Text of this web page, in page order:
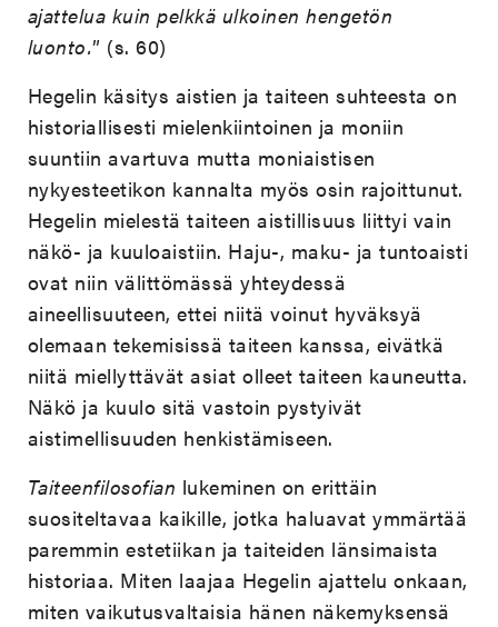
ajattelua kuin pelkkä ulkoinen hengetön
luonto.” (s. 60)
Hegelin käsitys aistien ja taiteen suhteesta on
historiallisesti mielenkiintoinen ja moniin
suuntiin avartuva mutta moniaistisen
nykyesteetikon kannalta myös osin rajoittunut.
Hegelin mielestä taiteen aistillisuus liittyi vain
näkö- ja kuuloaistiin. Haju-, maku- ja tuntoaisti
ovat niin välittömässä yhteydessä
aineellisuuteen, ettei niitä voinut hyväksyä
olemaan tekemisissä taiteen kanssa, eivätkä
niitä miellyttävät asiat olleet taiteen kauneutta.
Näkö ja kuulo sitä vastoin pystyivät
aistimellisuuden henkistämiseen.
Taiteenfilosofian lukeminen on erittäin
suositeltavaa kaikille, jotka haluavat ymmärtää
paremmin estetiikan ja taiteiden länsimaista
historiaa. Miten laajaa Hegelin ajattelu onkaan,
miten vaikutusvaltaisia hänen näkemyksensä